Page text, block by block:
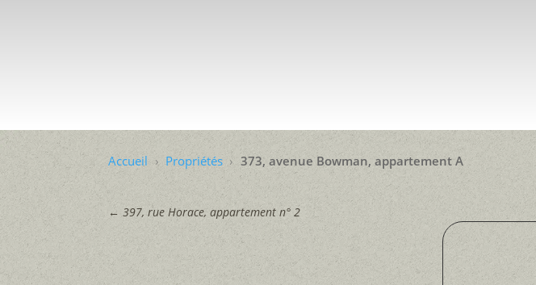
Accueil Propriétés 373, avenue Bowman, appartement A
←397, rue Horace, appartement n° 2